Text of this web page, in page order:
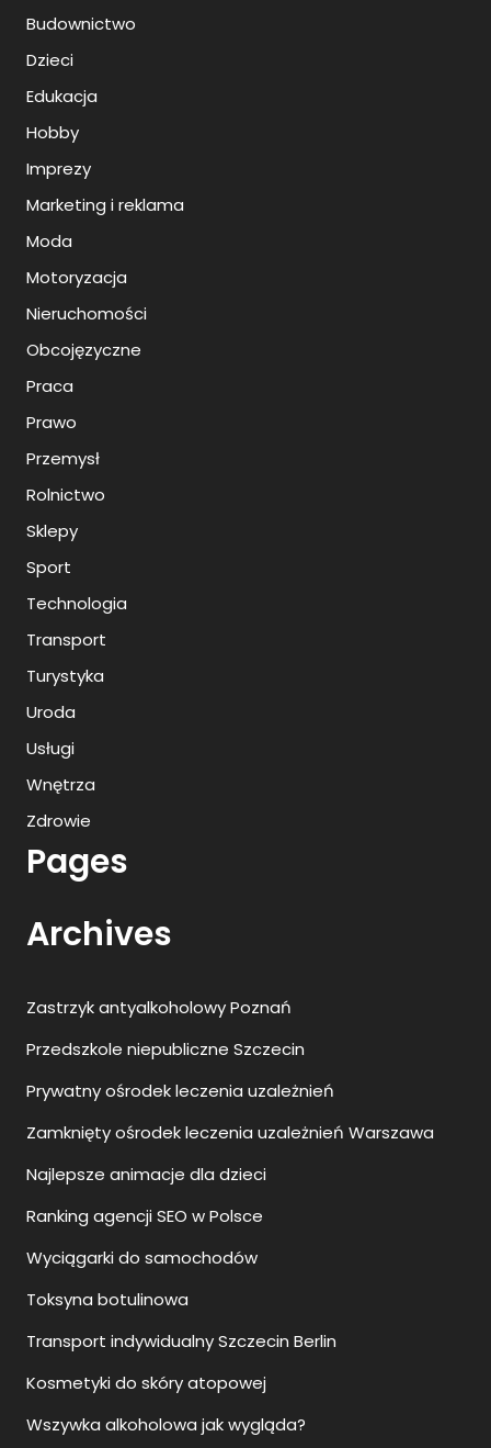
Budownictwo
Dzieci
Edukacja
Hobby
Imprezy
Marketing i reklama
Moda
Motoryzacja
Nieruchomości
Obcojęzyczne
Praca
Prawo
Przemysł
Rolnictwo
Sklepy
Sport
Technologia
Transport
Turystyka
Uroda
Usługi
Wnętrza
Zdrowie
Pages
Archives
Zastrzyk antyalkoholowy Poznań
Przedszkole niepubliczne Szczecin
Prywatny ośrodek leczenia uzależnień
Zamknięty ośrodek leczenia uzależnień Warszawa
Najlepsze animacje dla dzieci
Ranking agencji SEO w Polsce
Wyciągarki do samochodów
Toksyna botulinowa
Transport indywidualny Szczecin Berlin
Kosmetyki do skóry atopowej
Wszywka alkoholowa jak wygląda?